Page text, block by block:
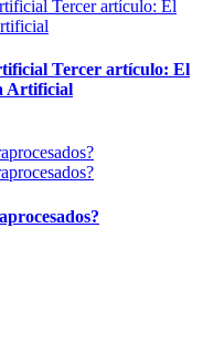
Tercer artículo: El
Artificial